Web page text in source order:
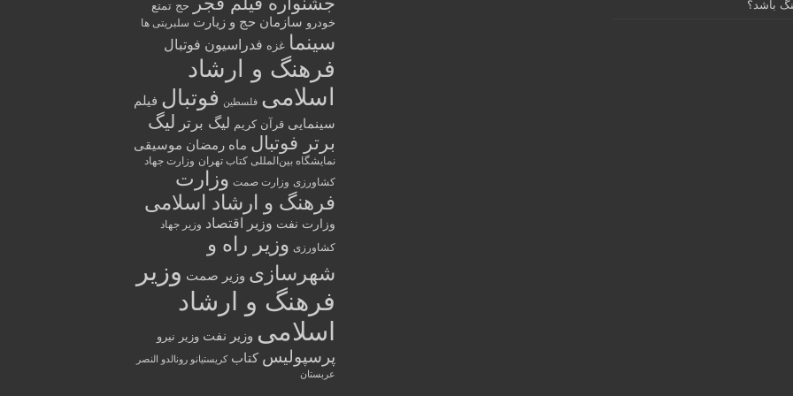
باشد؟
حج تمتع
خودرو سازمان حج و زیارت سلبریتی ها
سینما غزه فدراسیون فوتبال
فرهنگ و ارشاد
اسلامی فلسطین فوتبال فیلم
سینمایی قرآن کریم لیگ برتر لیگ
برتر فوتبال ماه رمضان موسیقی
نمایشگاه بین‌المللی کتاب تهران وزارت جهاد
کشاورزی وزارت صمت وزارت
فرهنگ و ارشاد اسلامی
وزارت نفت وزیر اقتصاد وزیر جهاد
کشاورزی وزیر راه و
شهرسازی وزیر صمت وزیر
فرهنگ و ارشاد
اسلامی وزیر نفت وزیر نیرو
پرسپولیس کتاب کریستیانو رونالدو النصر
عربستان